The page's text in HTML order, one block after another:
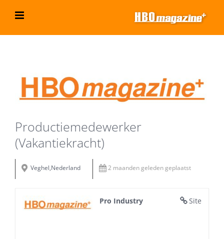
inhoud
grotere
afbeelding
Productiemedewerker
(Vakantiekracht)
Veghel,Nederland 2 maanden geleden geplaatst
Site
Pro Industry